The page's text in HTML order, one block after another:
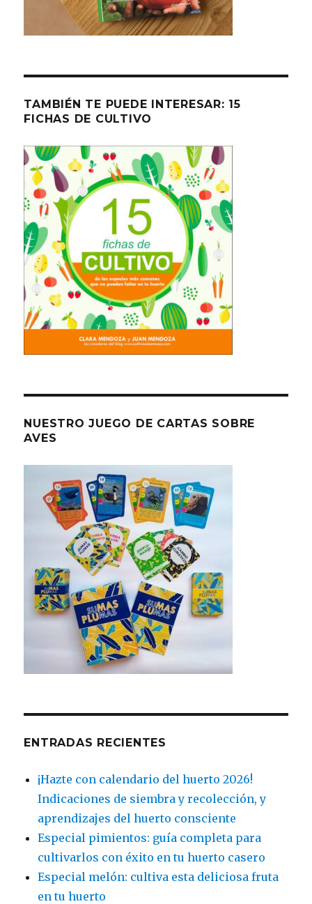
TAMBIÉN TE PUEDE INTERESAR: 15
FICHAS DE CULTIVO
NUESTRO JUEGO DE CARTAS SOBRE
AVES
ENTRADAS RECIENTES
¡Hazte con calendario del huerto 2026!
Indicaciones de siembra y recolección, y
aprendizajes del huerto consciente
Especial pimientos: guía completa para
cultivarlos con éxito en tu huerto casero
Especial melón: cultiva esta deliciosa fruta
en tu huerto